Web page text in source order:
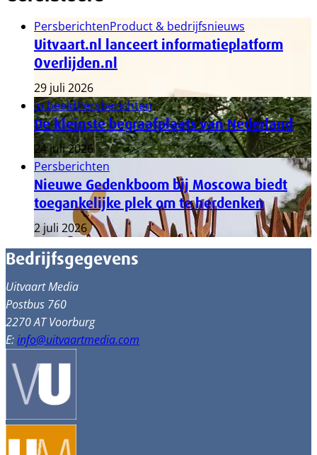
PersberichtenProduct & bedrijfsnieuws
Uitvaart.nl lanceert informatieplatform
Overlijden.nl
29 juli 2026
In beeldPersberichten
De kleinste begraafplaats van Nederland
24 juli 2026
Persberichten
Nieuwe Gedenkboom bij Moscowa biedt
toegankelijke plek om te herdenken
2 juli 2026
Bedrijfsgegevens
Uitvaart Media
Postbus 760
2270 AT Voorburg
E:info@uitvaartmedia.com